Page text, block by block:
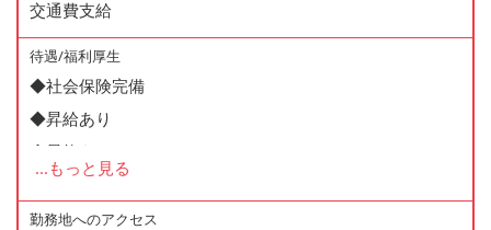
交通費支給
待遇/福利厚生
◆社会保険完備
◆昇給あり
◆昇格あり
◆正社員登用制度あり
◆寸志あり
... もっと見る
勤務地へのアクセス